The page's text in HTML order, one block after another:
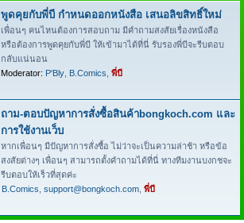
พูดคุยกับพี่บี กำหนดออกหนังสือ เสนอลิขสิทธิ์ใหม่
เพื่อนๆ คนไหนต้องการสอบถาม มีคำถามสงสัยเรื่องหนังสือ
หรือต้องการพูดคุยกับพี่บี ให้เข้ามาได้ที่นี่ รับรองพี่บีจะรีบตอบ
กลับแน่นอน
Moderator: P'Bly B.Comics พี่บี
ถาม-ตอบปัญหาการสั่งซื้อสินค้าbongkoch.com และ
การใช้งานเว็บ
หากเพื่อนๆ มีปัญหาการสั่งซื้อ ไม่ว่าจะเป็นความล่าช้า หรือข้อ
สงสัยต่างๆ เพื่อนๆ สามารถตั้งคำถามได้ที่นี่ ทางทีมงานบงกชจะ
รีบตอบให้เร็วที่สุดค่ะ
B.Comics support@bongkoch.com พี่บี